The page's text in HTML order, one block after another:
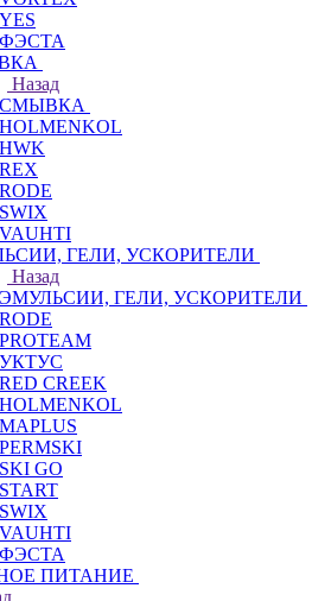
YES
ФЭСТА
Назад
СМЫВКА
HOLMENKOL
HWK
REX
RODE
SWIX
VAUHTI
ГЕЛИ, УСКОРИТЕЛИ
Назад
ЭМУЛЬСИИ, ГЕЛИ, УСКОРИТЕЛИ
RODE
PROTEAM
УКТУС
RED CREEK
HOLMENKOL
MAPLUS
PERMSKI
SKI GO
START
SWIX
VAUHTI
ФЭСТА
ПИТАНИЕ